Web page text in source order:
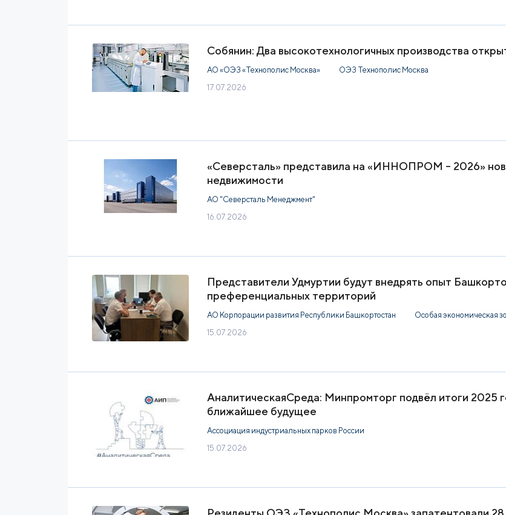
Собянин: Два высокотехнологичных производства
АО «ОЭЗ «Технополис Москва»
ОЭЗ Технополис Москва
17.07.2026
«Северсталь» представила на «ИННОПРОМ – 2026»
недвижимости
АО "Северсталь Менеджмент"
16.07.2026
Представители Удмуртии будут внедрять опыт
преференциальных территорий
АО Корпорации развития Республики Башкортостан
Особая экономическая
15.07.2026
АналитическаяСреда: Минпромторг подвёл итоги 2025
ближайшее будущее
Ассоциация индустриальных парков России
15.07.2026